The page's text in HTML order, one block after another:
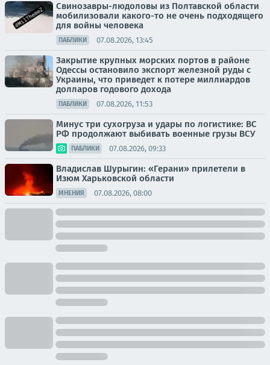
Свинозавры-людоловы из Полтавской области
мобилизовали какого-то не очень подходящего
для войны человека
ПАБЛИКИ 07.08.2026, 13:45
Закрытие крупных морских портов в районе
Одессы остановило экспорт железной руды с
Украины, что приведет к потере миллиардов
долларов годового дохода
ПАБЛИКИ 07.08.2026, 11:53
Минус три сухогруза и удары по логистике: ВС
РФ продолжают выбивать военные грузы ВСУ
ПАБЛИКИ 07.08.2026, 09:33
Владислав Шурыгин: «Герани» прилетели в
Изюм Харьковской области
МНЕНИЯ 07.08.2026, 08:00